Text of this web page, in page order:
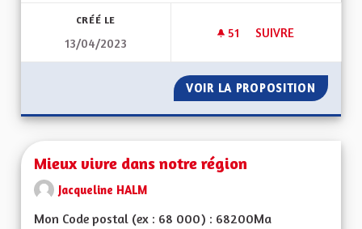
CRÉÉ LE
13/04/2023
51 51 ABONNÉS
SUIVRE
VOIR LA PROPOSITION TOUS
Mieux vivre dans notre région
Jacqueline HALM
Mon Code postal (ex : 68 000) : 68200Ma